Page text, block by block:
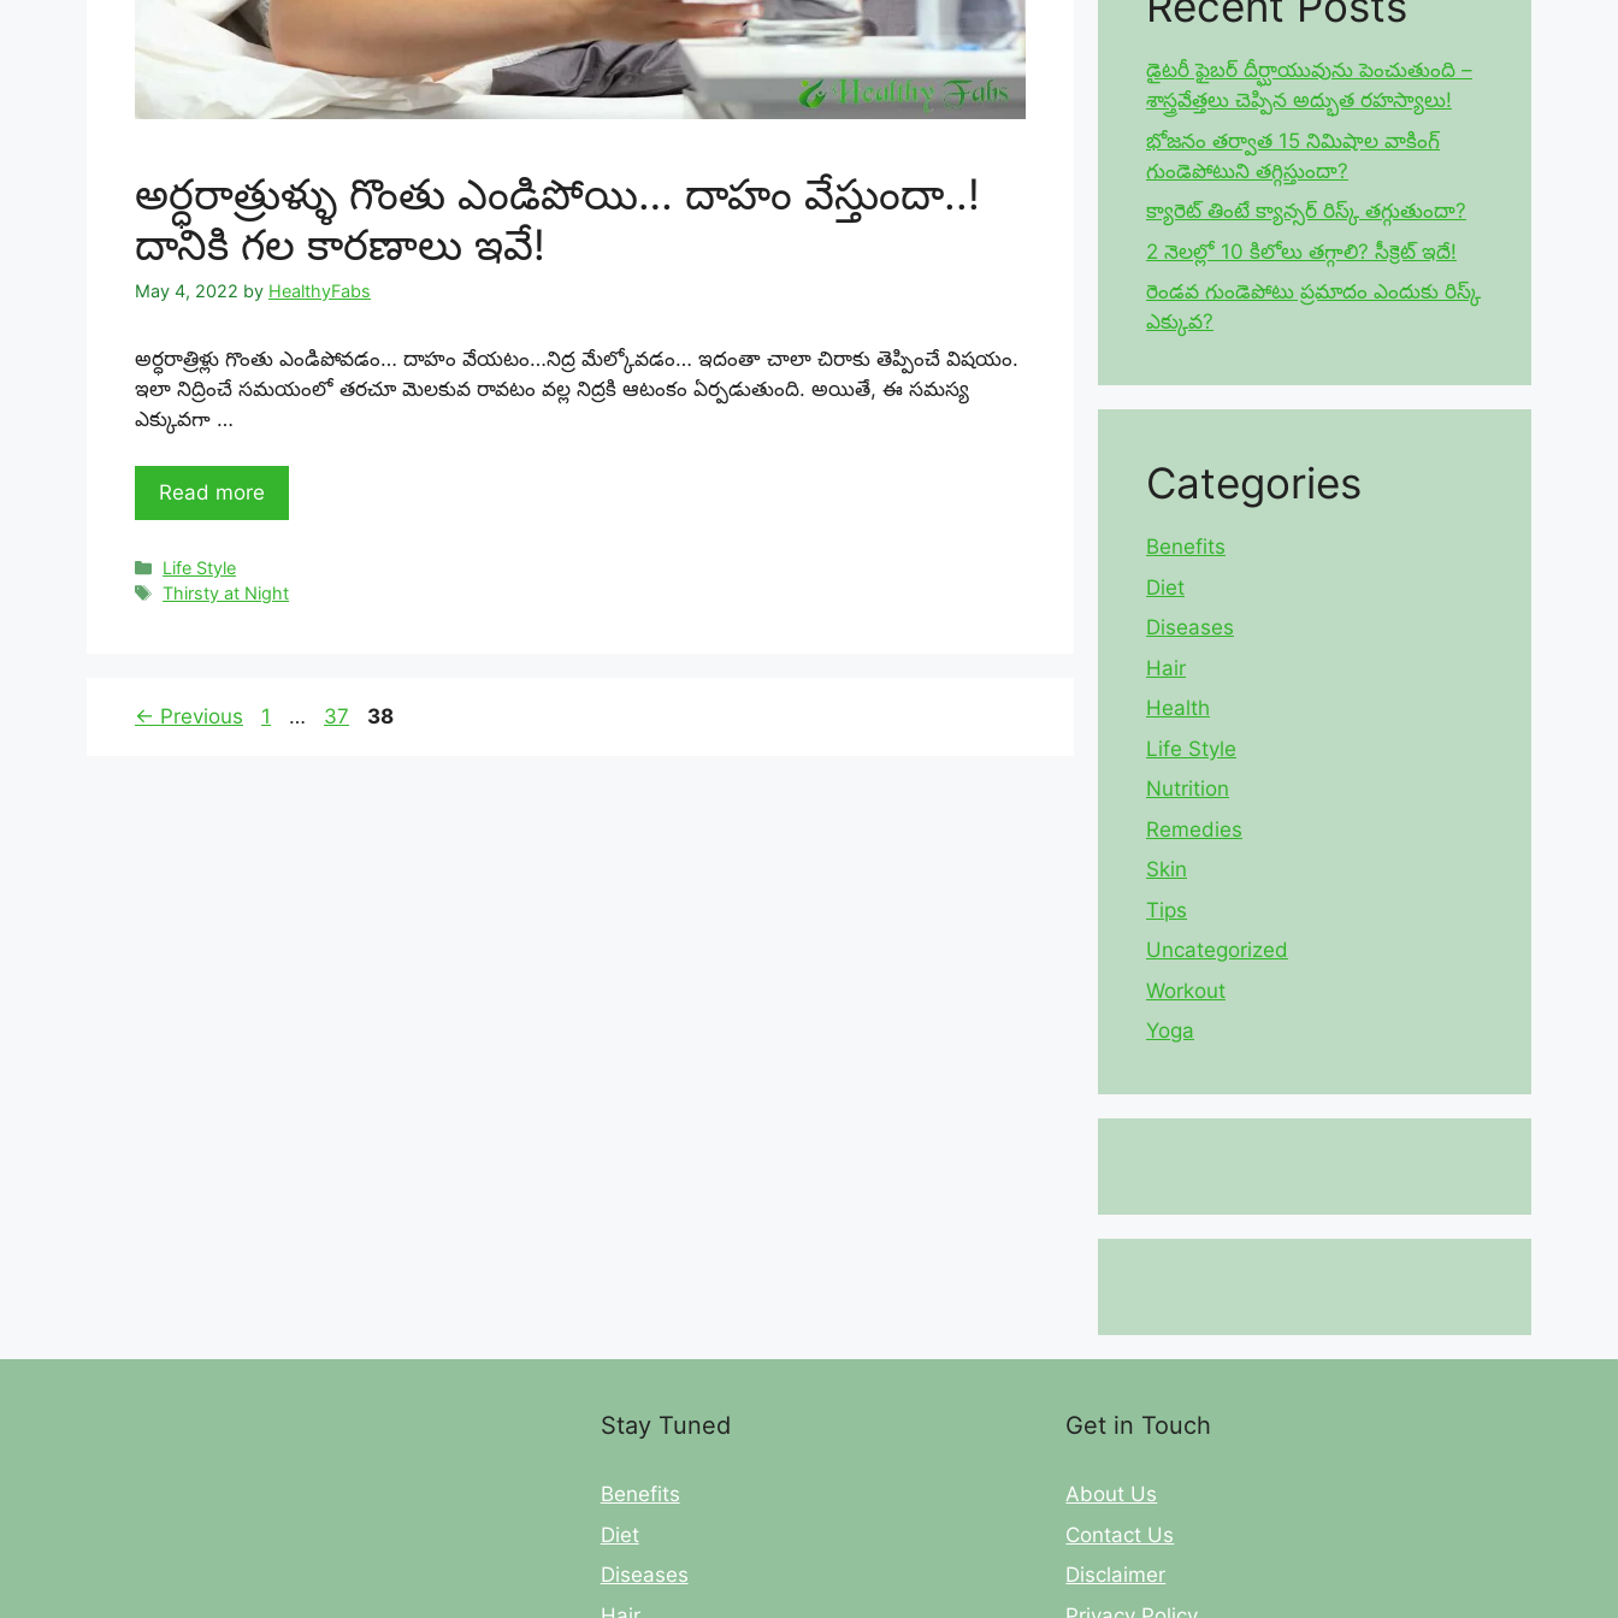
అర్ధరాత్రుళ్ళు గొంతు ఎండిపోయి… దాహం వేస్తుందా..!
దానికి గల కారణాలు ఇవే!
May 4, 2022 by HealthyFabs
అర్ధరాత్రిళ్లు గొంతు ఎండిపోవడం… దాహం వేయటం…నిద్ర మేల్కోవడం… ఇదంతా చాలా చిరాకు తెప్పించే విషయం.
ఇలా నిద్రించే సమయంలో తరచూ మెలకువ రావటం వల్ల నిద్రకి ఆటంకం ఏర్పడుతుంది. అయితే, ఈ సమస్య
ఎక్కువగా …
Read more
Categories
Life Style
Tags
Thirsty at Night
← Previous Page
1 … Page
37 Page
38
డైటరీ ఫైబర్ దీర్ఘాయువును పెంచుతుంది –
శాస్త్రవేత్తలు చెప్పిన అద్భుత రహస్యాలు!
భోజనం తర్వాత 15 నిమిషాల వాకింగ్
గుండెపోటుని తగ్గిస్తుందా?
క్యారెట్ తింటే క్యాన్సర్ రిస్క్ తగ్గుతుందా?
2 నెలల్లో 10 కిలోలు తగ్గాలి? సీక్రెట్ ఇదే!
రెండవ గుండెపోటు ప్రమాదం ఎందుకు రిస్క్
ఎక్కువ?
Categories
Benefits
Diet
Diseases
Hair
Health
Life Style
Nutrition
Remedies
Skin
Tips
Uncategorized
Workout
Yoga
Stay Tuned
Benefits
Diet
Diseases
Get in Touch
About Us
Contact Us
Disclaimer